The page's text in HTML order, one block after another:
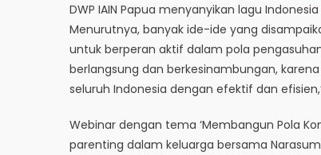
DWP IAIN Papua menyanyikan lagu Indonesia
Menurutnya, banyak ide-ide yang
untuk berperan aktif dalam pola
berlangsung dan berkesinambungan,
seluruh Indonesia dengan efektif dan
Webinar dengan tema ‘Membangun Pola
parenting dalam keluarga bersama